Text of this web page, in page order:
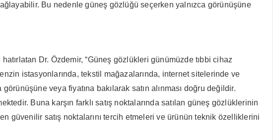
Bu nedenle güneş gözlüğü seçerken yalnızca görünüşüne
Dr. Özdemir, “Güneş gözlükleri günümüzde tıbbi cihaz
istasyonlarında, tekstil mağazalarında, internet sitelerinde ve
veya fiyatına bakılarak satın alınması doğru değildir.
Buna karşın farklı satış noktalarında satılan güneş gözlüklerinin
güvenilir satış noktalarını tercih etmeleri ve ürünün teknik özelliklerini